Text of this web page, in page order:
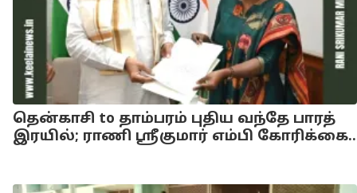
தென்காசி to தாம்பரம் புதிய வந்தே பாரத்
இரயில்; ராணி ஸ்ரீகுமார் எம்பி கோரிக்கை..